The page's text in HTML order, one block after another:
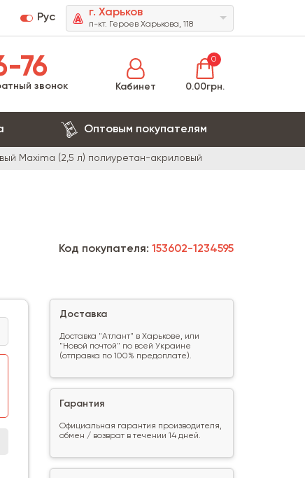
Рус г. Харьков
п-кт. Героев Харькова, 118
76
звонок Кабинет
0
0.00грн.
Оптовым покупателям
Maxima (2,5 л) полиуретан-акриловый
Код покупателя: 153602-1234595
Доставка
Доставка "Атлант" в Харькове, или
"Новой почтой" по всей Украине
(отправка по 100% предоплате).
Гарантия
Официальная гарантия производителя,
обмен / возврат в течении 14 дней.